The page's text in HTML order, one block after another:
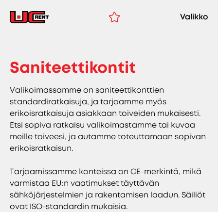
Valikko
Saniteettikontit
Valikoimassamme on saniteettikonttien
standardiratkaisuja, ja tarjoamme myös
erikoisratkaisuja asiakkaan toiveiden mukaisesti.
Etsi sopiva ratkaisu valikoimastamme tai kuvaa
meille toiveesi, ja autamme toteuttamaan sopivan
erikoisratkaisun.
Tarjoamissamme konteissa on CE-merkintä, mikä
varmistaa EU:n vaatimukset täyttävän
sähköjärjestelmien ja rakentamisen laadun. Säiliöt
ovat ISO-standardin mukaisia.